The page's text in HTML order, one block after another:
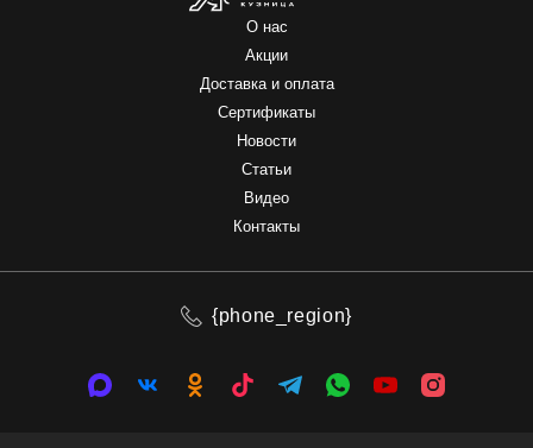
О нас
Акции
Доставка и оплата
Сертификаты
Новости
Статьи
Видео
Контакты
{phone_region}